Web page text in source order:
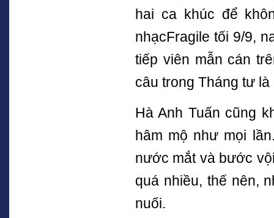
hai ca khúc để
nhạcFragile tối 9/9,
tiếp viên mẫn cán
câu trong Tháng tư
Hà Anh Tuấn cũng
hâm mộ như mọi
nước mắt và bước
quá nhiều, thế nên,
nuối.